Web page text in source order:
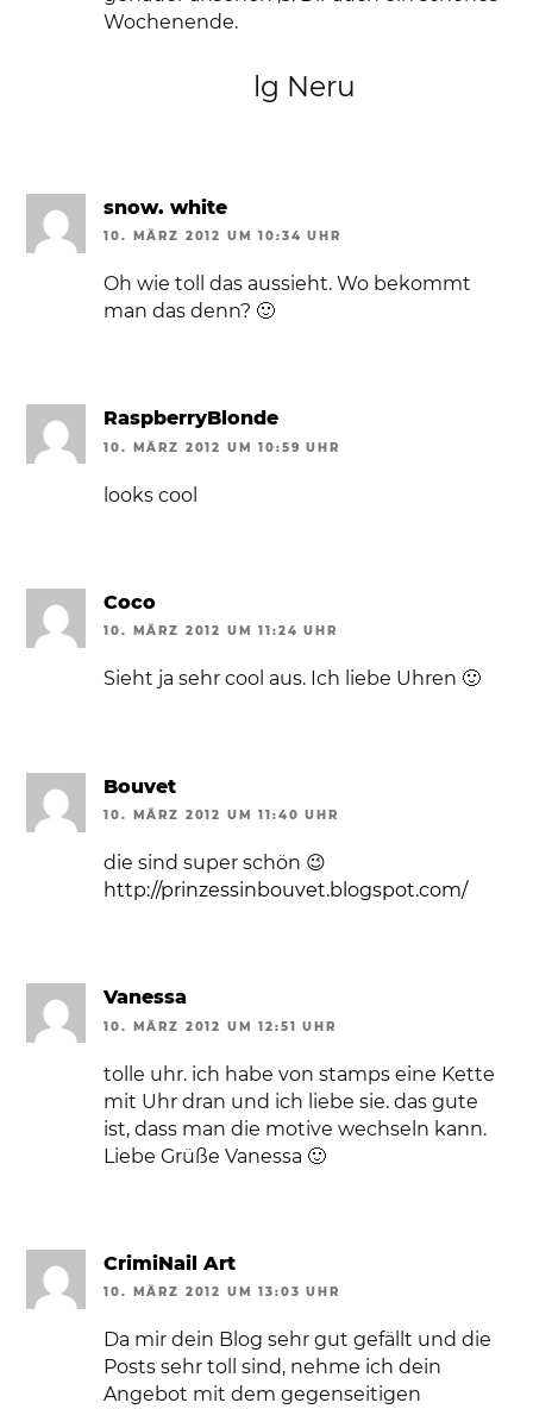
Wochenende.
lg Neru
snow. white
10. MÄRZ 2012 UM 10:34 UHR
Oh wie toll das aussieht. Wo bekommt
man das denn? 🙂
RaspberryBlonde
10. MÄRZ 2012 UM 10:59 UHR
looks cool
Coco
10. MÄRZ 2012 UM 11:24 UHR
Sieht ja sehr cool aus. Ich liebe Uhren 🙂
Bouvet
10. MÄRZ 2012 UM 11:40 UHR
die sind super schön 😉
http://prinzessinbouvet.blogspot.com/
Vanessa
10. MÄRZ 2012 UM 12:51 UHR
tolle uhr. ich habe von stamps eine Kette
mit Uhr dran und ich liebe sie. das gute
ist, dass man die motive wechseln kann.
Liebe Grüße Vanessa 🙂
CrimiNail Art
10. MÄRZ 2012 UM 13:03 UHR
Da mir dein Blog sehr gut gefällt und die
Posts sehr toll sind, nehme ich dein
Angebot mit dem gegenseitigen